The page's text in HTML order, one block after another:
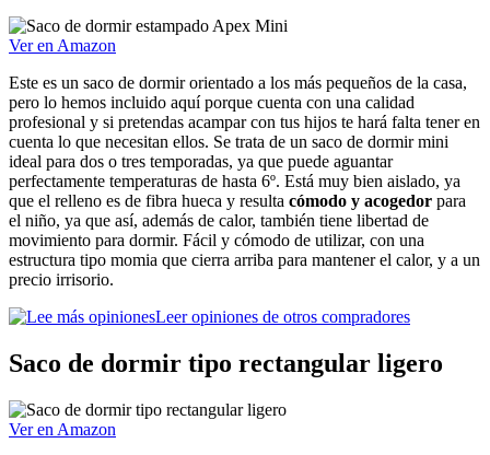
Ver en Amazon
Este es un saco de dormir orientado a los más pequeños de la casa,
pero lo hemos incluido aquí porque cuenta con una calidad
profesional y si pretendas acampar con tus hijos te hará falta tener en
cuenta lo que necesitan ellos. Se trata de un saco de dormir mini
ideal para dos o tres temporadas, ya que puede aguantar
perfectamente temperaturas de hasta 6º. Está muy bien aislado, ya
que el relleno es de fibra hueca y resulta cómodo y acogedor para
el niño, ya que así, además de calor, también tiene libertad de
movimiento para dormir. Fácil y cómodo de utilizar, con una
estructura tipo momia que cierra arriba para mantener el calor, y a un
precio irrisorio.
Leer opiniones de otros compradores
Saco de dormir tipo rectangular ligero
Ver en Amazon